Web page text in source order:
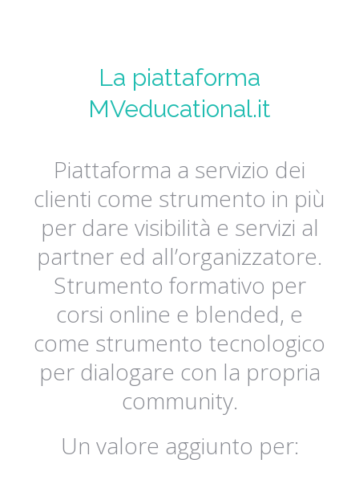
La piattaforma
MVeducational.it
Piattaforma a servizio dei
clienti come strumento in più
per dare visibilità e servizi al
partner ed all’organizzatore.
Strumento formativo per
corsi online e blended, e
come strumento tecnologico
per dialogare con la propria
community.
Un valore aggiunto per: